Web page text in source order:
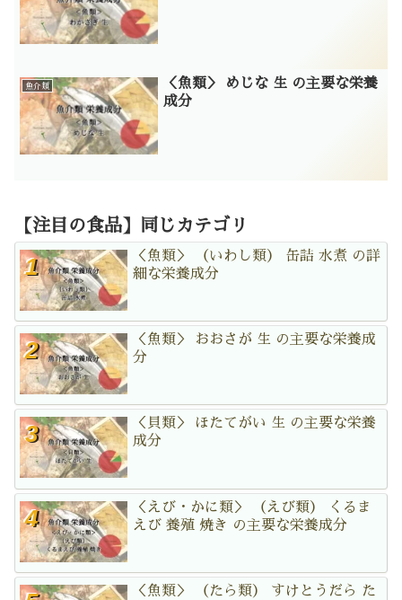
魚介類
＜魚類＞ めじな 生 の主要な栄養
成分
【注目の食品】同じカテゴリ
＜魚類＞ （いわし類） 缶詰 水煮 の詳
細な栄養成分
＜魚類＞ おおさが 生 の主要な栄養成
分
＜貝類＞ ほたてがい 生 の主要な栄養
成分
＜えび・かに類＞ （えび類） くるま
えび 養殖 焼き の主要な栄養成分
＜魚類＞ （たら類） すけとうだら た